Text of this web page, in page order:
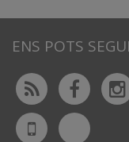
ENS POTS
Rss
UdL